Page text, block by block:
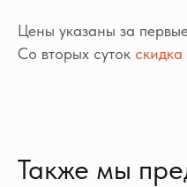
Цены указаны за
Со вторых суток
Также мы